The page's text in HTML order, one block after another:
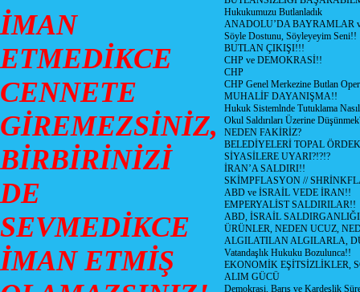
İMAN
ETMEDİKCE
CENNETE
GİREMEZSİNİZ,
BİRBİRİNİZİ
DE
SEVMEDİKCE
İMAN ETMİŞ
Hukukumuzu Butlanladık
ANADOLU’DA BAYRAMLAR
Söyle Dostunu, Söyleyeyim Seni!!
BUTLAN ÇIKIŞI!!!
CHP ve DEMOKRASİ!!
CHP
CHP Genel Merkezine Butlan
MUHALİF DAYANIŞMA!!
Hukuk Sistemlnde Tutuklama
Okul Saldırıları Üzerine
NEDEN FAKİRİZ?
BELEDİYELERİ TOPAL
SİYASİLERE UYARI?!?!?
İRAN’A SALDIRI!!
SKİMPFLASYON //
ABD ve İSRAİL VEDE İRAN!!
EMPERYALİST SALDIRILAR!!
ABD, İSRAİL SALDIRGANLIĞI
ÜRÜNLER, NEDEN UCUZ,
ALGILATILAN ALGILARLA,
Vatandaşlık Hukuku Bozulunca!!
EKONOMİK EŞİTSİZLİKLER,
ALIM GÜCÜ
Demokrasi, Barış ve Kardeşlik